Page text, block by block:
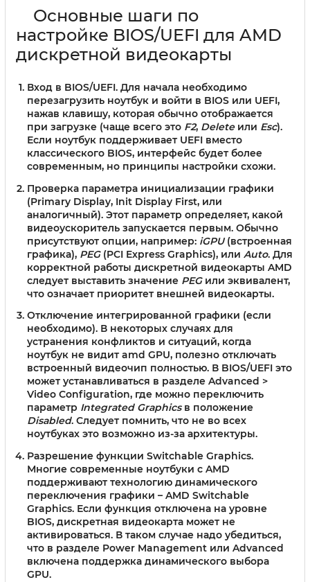
Основные шаги по
настройке BIOS/UEFI для AMD
дискретной видеокарты
Вход в BIOS/UEFI. Для начала необходимо
перезагрузить ноутбук и войти в BIOS или UEFI,
нажав клавишу, которая обычно отображается
при загрузке (чаще всего это F2, Deleteили Esc).
Если ноутбук поддерживает UEFI вместо
классического BIOS, интерфейс будет более
современным, но принципы настройки схожи.
Проверка параметра инициализации графики
(Primary Display, Init Display First, или
аналогичный). Этот параметр определяет, какой
видеоускоритель запускается первым. Обычно
присутствуют опции, например: iGPU(встроенная
графика), PEG(PCI Express Graphics), или Auto. Для
корректной работы дискретной видеокарты AMD
следует выставить значение PEGили эквивалент,
что означает приоритет внешней видеокарты.
Отключение интегрированной графики (если
необходимо). В некоторых случаях для
устранения конфликтов и ситуаций, когда
ноутбук не видит amd GPU, полезно отключать
встроенный видеочип полностью. В BIOS/UEFI это
может устанавливаться в разделе Advanced >
Video Configuration, где можно переключить
параметр Integrated Graphicsв положение
Disabled. Следует помнить, что не во всех
ноутбуках это возможно из-за архитектуры.
Разрешение функции Switchable Graphics.
Многие современные ноутбуки с AMD
поддерживают технологию динамического
переключения графики – AMD Switchable
Graphics. Если функция отключена на уровне
BIOS, дискретная видеокарта может не
активироваться. В таком случае надо убедиться,
что в разделе Power Management или Advanced
включена поддержка динамического выбора
GPU.